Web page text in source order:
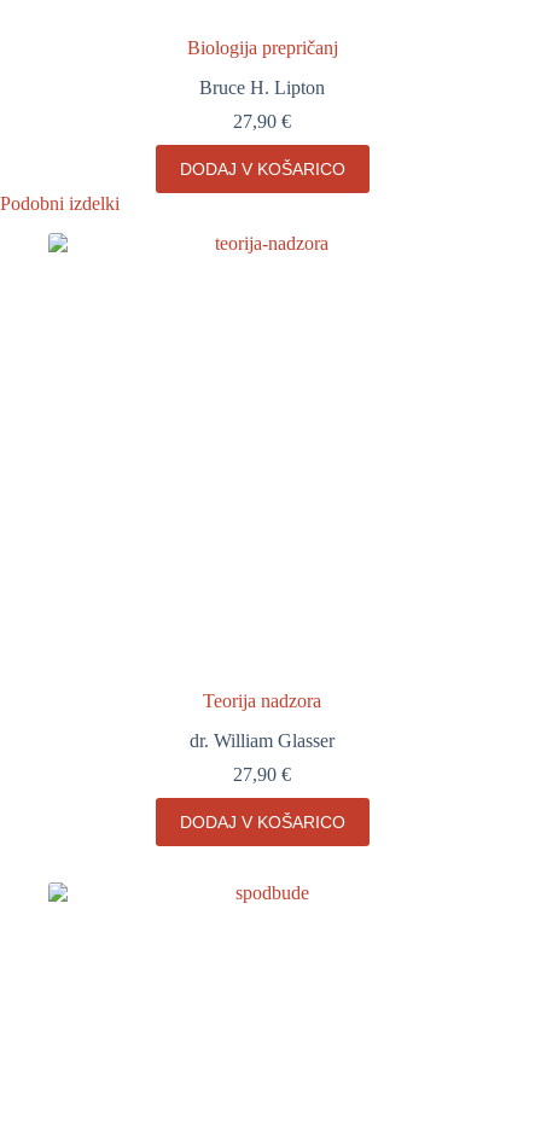
Biologija prepričanj
Bruce H. Lipton
27,90€
DODAJ V KOŠARICO
Podobni izdelki
Teorija nadzora
dr. William Glasser
27,90€
DODAJ V KOŠARICO